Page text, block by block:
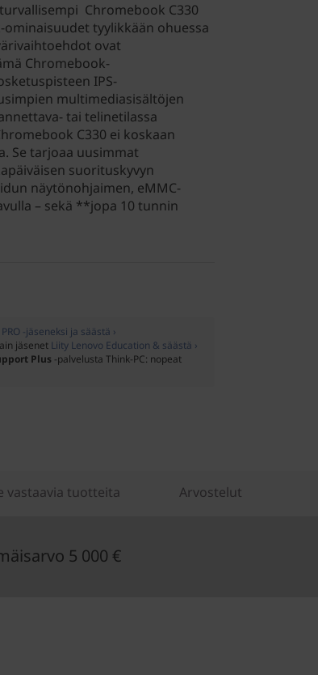
Chromebook C330
tyylikkään ohuessa
ovat
Chromebook-
IPS-
multimediasisältöjen
tai telinetilassa
C330 ei koskaan
Se tarjoaa uusimmat
suorituskyvyn
näytönohjaimen, eMMC-
– sekä **jopa 10 tunnin
-jäseneksi ja säästä ›
jäsenet Liity Lenovo Education & säästä ›
Plus -palvelusta Think-PC: nopeat
vastaavia tuotteita Arvostelut
5 000 €